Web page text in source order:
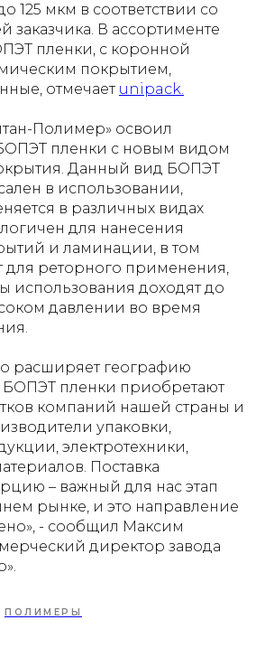
125 мкм в соответствии со
заказчика. В ассортименте
пленки, с коронной
покрытием,
отмечает unipack.
Полимер» освоил
пленки с новым видом
Данный вид БОПЭТ
в использовании,
в различных видах
для нанесения
и ламинации, в том
для реторного применения,
использования доходят до
давлении во время
расширяет географию
БОПЭТ пленки приобретают
компаний нашей страны и
упаковки,
электротехники,
Поставка
– важный для нас этап
рынке, и это направление
- сообщил Максим
директор завода
ПОЛИМЕРЫ